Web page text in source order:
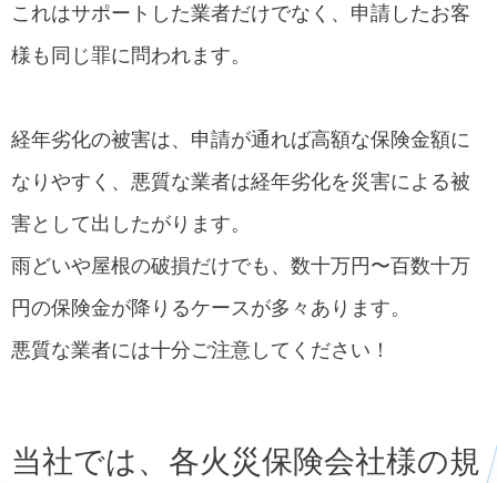
これはサポートした業者だけでなく、申請したお客
様も同じ罪に問われます。
経年劣化の被害は、申請が通れば高額な保険金額に
なりやすく、悪質な業者は経年劣化を災害による被
害として出したがります。
雨どいや屋根の破損だけでも、数十万円〜百数十万
円の保険金が降りるケースが多々あります。
悪質な業者には十分ご注意してください！
当社では、各火災保険会社様の規